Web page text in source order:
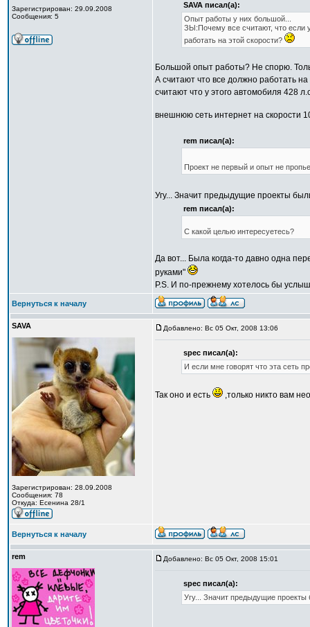
Зарегистрирован: 29.09.2008
Сообщения: 5
SAVA писал(а):
Опыт работы у них большой...
ЗЫ:Почему все считают, что если
работать на этой скорости?
Большой опыт работы? Не спорю.
А считают что все должно работать
считают что у этого автомобиля 428
внешнюю сеть интернет на скорости
rem писал(а):
Проект не первый и опыт не
Угу... Значит предыдущие проекты
rem писал(а):
C какой целью интересуетесь?
Да вот... Была когда-то давно одна
руками"
P.S. И по-прежнему хотелось бы
Вернуться к началу
SAVA
Зарегистрирован: 28.09.2008
Сообщения: 78
Откуда: Есенина 28/1
Добавлено: Вс 05 Окт, 2008 13:06
spec писал(а):
И если мне говорят что эта сеть
Так оно и есть ,только никто вам
Вернуться к началу
rem Добавлено: Вс 05 Окт, 2008 15:01
spec писал(а):
Угу... Значит предыдущие проекты